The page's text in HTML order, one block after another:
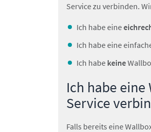
Service zu verbinden.
Ich habe eine
Ich habe eine
Ich habe keine
Ich habe
Service
Falls bereits eine